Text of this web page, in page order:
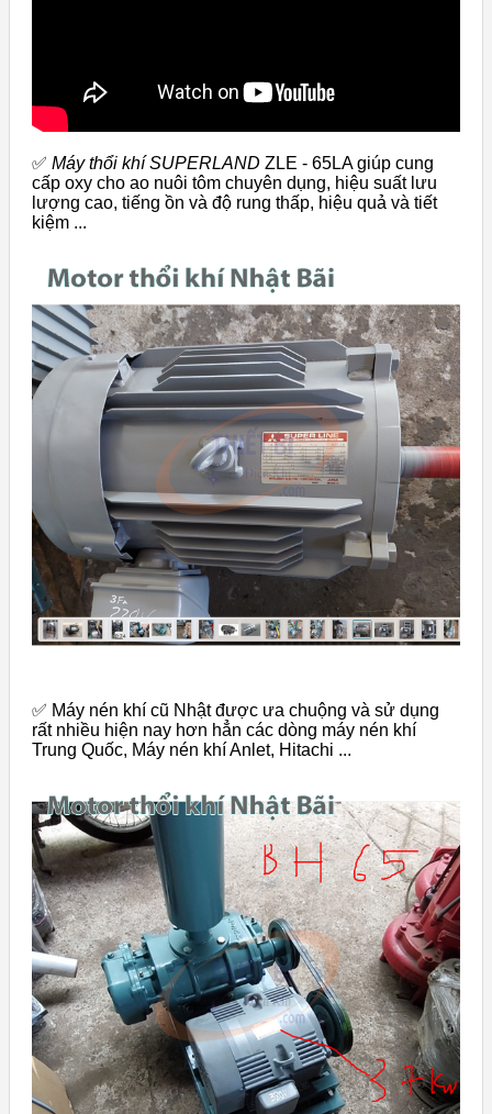
✅ Máy thổi khí SUPERLAND ZLE - 65LA giúp cung
cấp oxy cho ao nuôi tôm chuyên dụng, hiệu suất lưu
lượng cao, tiếng ồn và độ rung thấp, hiệu quả và tiết
kiệm ...
✅ Máy nén khí cũ Nhật được ưa chuộng và sử dụng
rất nhiều hiện nay hơn hẳn các dòng máy nén khí
Trung Quốc, Máy nén khí Anlet, Hitachi ...